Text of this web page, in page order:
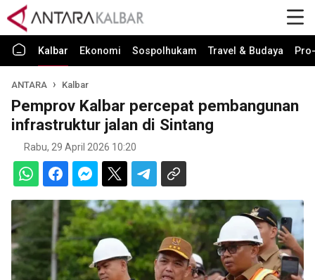
Kalbar Ekonomi Sospolhukam Travel & Budaya
ANTARA Kalbar
Pemprov Kalbar percepat pembangunan
infrastruktur jalan di Sintang
Rabu, 29 April 2026 10:20